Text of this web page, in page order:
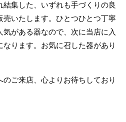
集した、いずれも手づくりの良
売いたします。ひとつひとつ丁寧
がある器なので、次に当店に入
ります。お気に召した器があり
ご来店、心よりお待ちしており